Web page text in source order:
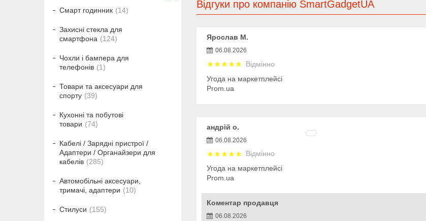
Відгуки про компанію SmartGadgetUA
Ярослав М.
06.08.2026
Відмінно
Угода на маркетплейсі
Prom.ua
андрій о.
06.08.2026
Відмінно
Угода на маркетплейсі
Prom.ua
Коментар продавця
06.08.2026
Смарт годинник 14
Захисні стекла для
смартфона
124
Чохли і бампера для
телефонів
1
Товари та аксесуари для
спорту
39
Кухонні та побутові
товари
74
Кабелі / Зарядні пристрої /
Адаптери / Органайзери для
кабелів
285
Автомобільні аксесуари,
тримачі, адаптери
10
Стилуси 155